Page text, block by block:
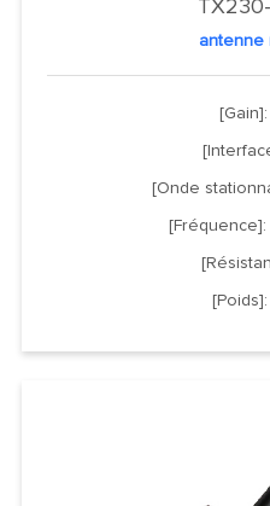
antenne
[Onde
[Fréquence]: